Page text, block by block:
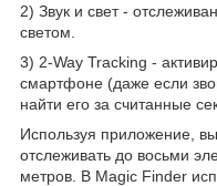
2) Звук и свет -
светом.
3) 2-Way Tracking -
смартфоне (даже если
найти его за считанные
Используя приложение,
отслеживать до восьми
метров. В Magic Finder